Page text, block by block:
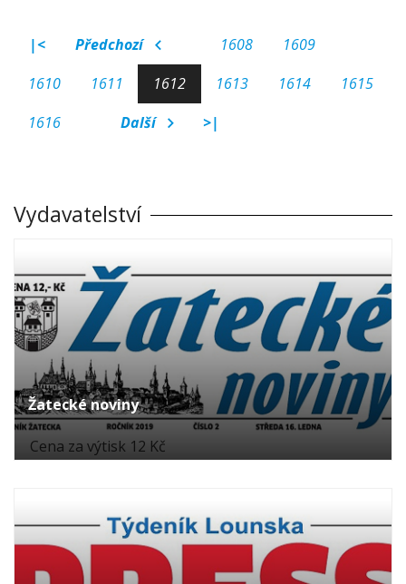
|< Předchozí 1608
1609
1610
1611 1612 1613 1614
1615
1616
Další >|
Vydavatelství
Žatecké noviny
Cena za výtisk 12 Kč